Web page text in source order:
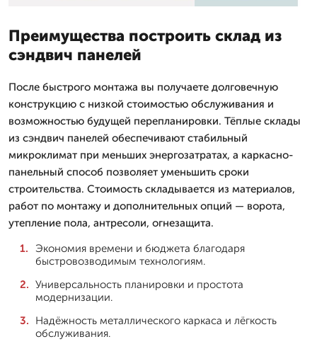
Преимущества построить склад из
сэндвич панелей
После быстрого монтажа вы получаете долговечную
конструкцию с низкой стоимостью обслуживания и
возможностью будущей перепланировки. Тёплые склады
из сэндвич панелей обеспечивают стабильный
микроклимат при меньших энергозатратах, а каркасно-
панельный способ позволяет уменьшить сроки
строительства. Стоимость складывается из материалов,
работ по монтажу и дополнительных опций — ворота,
утепление пола, антресоли, огнезащита.
Экономия времени и бюджета благодаря
быстровозводимым технологиям.
Универсальность планировки и простота
модернизации.
Надёжность металлического каркаса и лёгкость
обслуживания.